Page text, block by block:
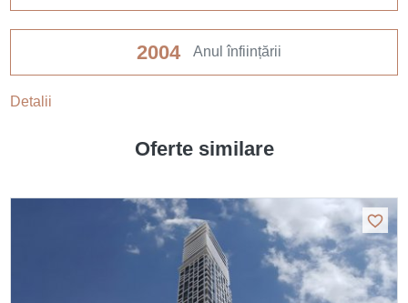
2004 Anul înființării
Detalii
Oferte similare